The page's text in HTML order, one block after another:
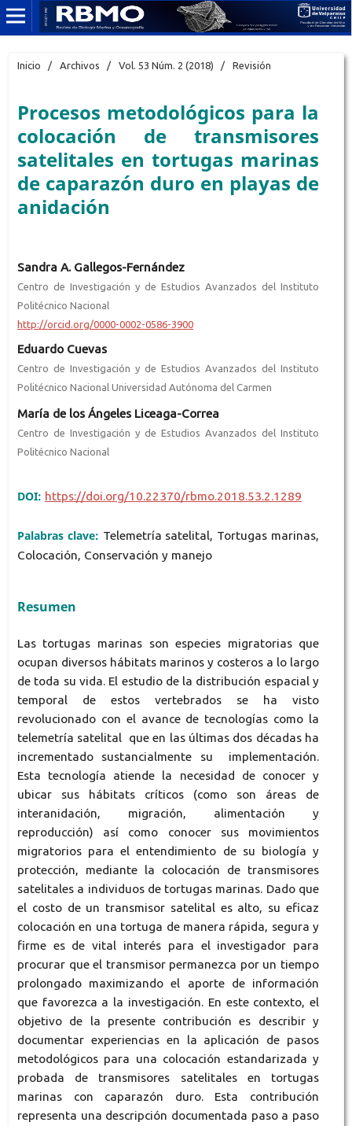
Inicio / Archivos / Vol. 53 Núm. 2 (2018) / Revisión
Procesos metodológicos para la
colocación de transmisores
satelitales en tortugas marinas
de caparazón duro en playas de
anidación
Sandra A. Gallegos-Fernández
Centro de Investigación y de Estudios Avanzados del Instituto
Politécnico Nacional
http://orcid.org/0000-0002-0586-3900
Eduardo Cuevas
Centro de Investigación y de Estudios Avanzados del Instituto
Politécnico Nacional Universidad Autónoma del Carmen
María de los Ángeles Liceaga-Correa
Centro de Investigación y de Estudios Avanzados del Instituto
Politécnico Nacional
DOI: https://doi.org/10.22370/rbmo.2018.53.2.1289
Palabras clave: Telemetría satelital, Tortugas marinas,
Colocación, Conservación y manejo
Resumen
Las tortugas marinas son especies migratorias que
ocupan diversos hábitats marinos y costeros a lo largo
de toda su vida. El estudio de la distribución espacial y
temporal de estos vertebrados se ha visto
revolucionado con el avance de tecnologías como la
telemetría satelital que en las últimas dos décadas ha
incrementado sustancialmente su implementación.
Esta tecnología atiende la necesidad de conocer y
ubicar sus hábitats críticos (como son áreas de
interanidación, migración, alimentación y
reproducción) así como conocer sus movimientos
migratorios para el entendimiento de su biología y
protección, mediante la colocación de transmisores
satelitales a individuos de tortugas marinas. Dado que
el costo de un transmisor satelital es alto, su eficaz
colocación en una tortuga de manera rápida, segura y
firme es de vital interés para el investigador para
procurar que el transmisor permanezca por un tiempo
prolongado maximizando el aporte de información
que favorezca a la investigación. En este contexto, el
objetivo de la presente contribución es describir y
documentar experiencias en la aplicación de pasos
metodológicos para una colocación estandarizada y
probada de transmisores satelitales en tortugas
marinas con caparazón duro. Esta contribución
representa una descripción documentada paso a paso